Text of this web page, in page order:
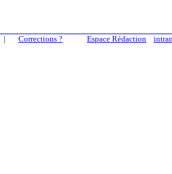
Espace Rédaction
| Corrections ?